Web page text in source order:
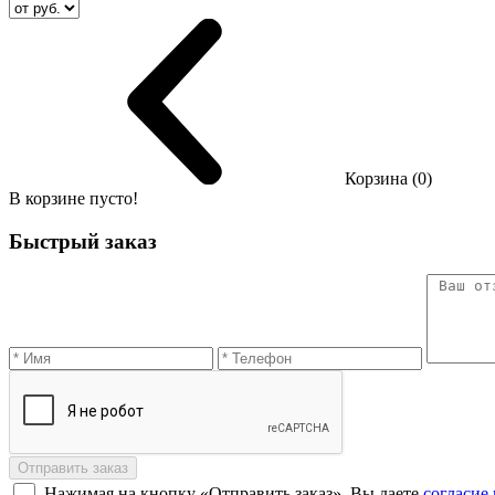
Корзина (0)
В корзине пусто!
Быстрый заказ
Отправить заказ